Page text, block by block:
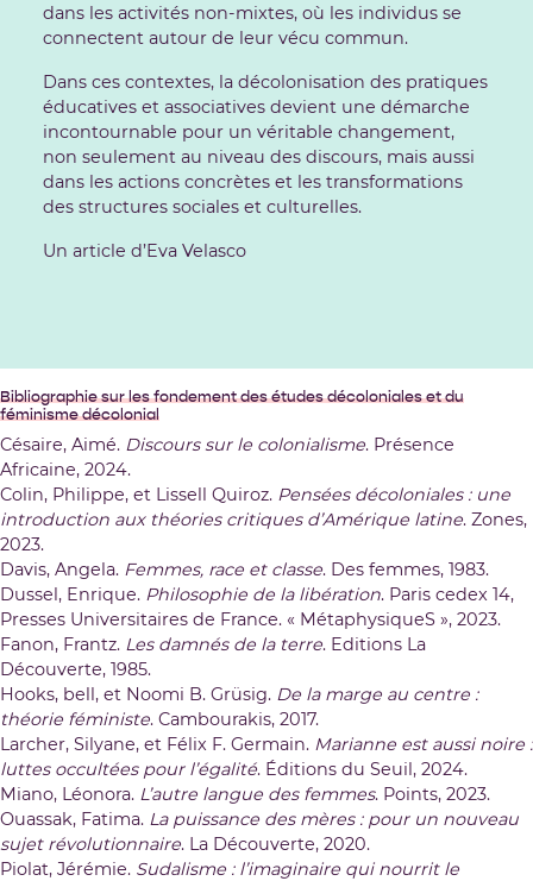
dans les activités non-mixtes, où les individus se
connectent autour de leur vécu commun.
Dans ces contextes, la décolonisation des pratiques
éducatives et associatives devient une démarche
incontournable pour un véritable changement,
non seulement au niveau des discours, mais aussi
dans les actions concrètes et les transformations
des structures sociales et culturelles.
Un article d’Eva Velasco
Bibliographie sur les fondement des études décoloniales et du
féminisme décolonial
Césaire, Aimé. Discours sur le colonialisme. Présence
Africaine, 2024.
Colin, Philippe, et Lissell Quiroz. Pensées décoloniales : une
introduction aux théories critiques d’Amérique latine. Zones,
2023.
Davis, Angela. Femmes, race et classe. Des femmes, 1983.
Dussel, Enrique. Philosophie de la libération. Paris cedex 14,
Presses Universitaires de France. « MétaphysiqueS », 2023.
Fanon, Frantz. Les damnés de la terre. Editions La
Découverte, 1985.
Hooks, bell, et Noomi B. Grüsig. De la marge au centre :
théorie féministe. Cambourakis, 2017.
Larcher, Silyane, et Félix F. Germain. Marianne est aussi noire :
luttes occultées pour l’égalité. Éditions du Seuil, 2024.
Miano, Léonora. L’autre langue des femmes. Points, 2023.
Ouassak, Fatima. La puissance des mères : pour un nouveau
sujet révolutionnaire. La Découverte, 2020.
Piolat, Jérémie. Sudalisme : l’imaginaire qui nourrit le